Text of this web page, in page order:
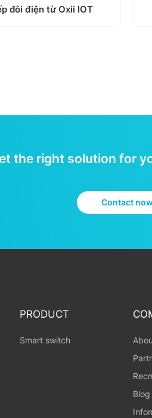
đôi điện từ Oxii IOT
the right solution for
Contact
PRODUCT
Smart switch
Blog